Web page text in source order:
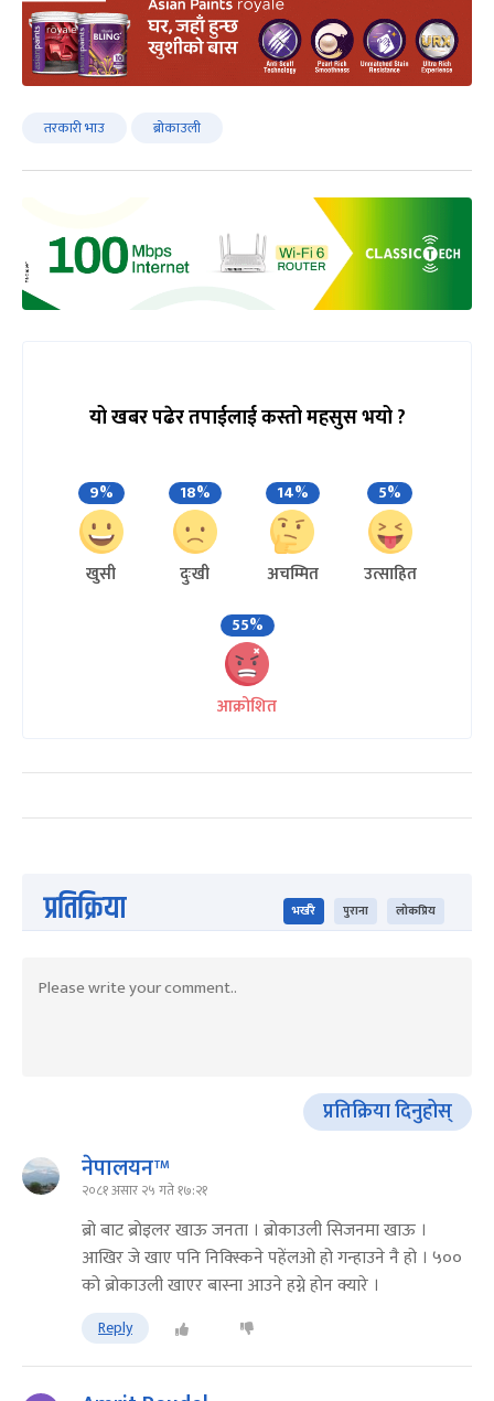
तरकारी भाउ ब्रोकाउली
यो खबर पढेर तपाईलाई कस्तो महसुस भयो ?
9%
खुसी
18%
दुःखी
14%
अचम्मित
5%
उत्साहित
55%
आक्रोशित
प्रतिक्रिया भर्खरै पुराना लोकप्रिय
प्रतिक्रिया दिनुहोस्
नेपालयन™
२०८१ असार २५ गते १७:२१
ब्रो बाट ब्रोइलर खाऊ जनता । ब्रोकाउली सिजनमा खाऊ ।
आखिर जे खाए पनि निक्स्किने पहेंलओ हो गन्हाउने नै हो । ५००
को ब्रोकाउली खाएर बास्ना आउने हग्ने होन क्यारे ।
Reply